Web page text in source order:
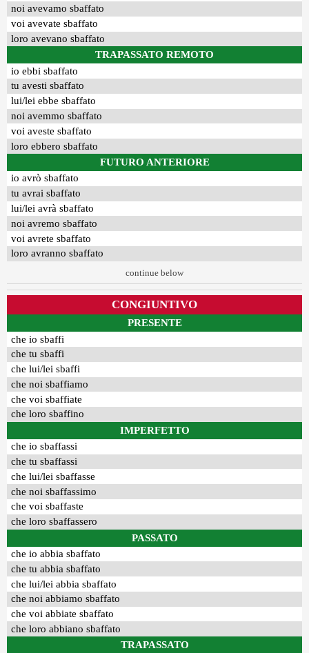
noi avevamo sbaffato
voi avevate sbaffato
loro avevano sbaffato
TRAPASSATO REMOTO
io ebbi sbaffato
tu avesti sbaffato
lui/lei ebbe sbaffato
noi avemmo sbaffato
voi aveste sbaffato
loro ebbero sbaffato
FUTURO ANTERIORE
io avrò sbaffato
tu avrai sbaffato
lui/lei avrà sbaffato
noi avremo sbaffato
voi avrete sbaffato
loro avranno sbaffato
continue below
CONGIUNTIVO
PRESENTE
che io sbaffi
che tu sbaffi
che lui/lei sbaffi
che noi sbaffiamo
che voi sbaffiate
che loro sbaffino
IMPERFETTO
che io sbaffassi
che tu sbaffassi
che lui/lei sbaffasse
che noi sbaffassimo
che voi sbaffaste
che loro sbaffassero
PASSATO
che io abbia sbaffato
che tu abbia sbaffato
che lui/lei abbia sbaffato
che noi abbiamo sbaffato
che voi abbiate sbaffato
che loro abbiano sbaffato
TRAPASSATO